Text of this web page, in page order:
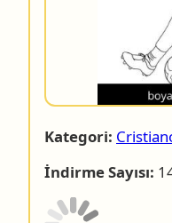
Kategori:
İndirme Sayısı: